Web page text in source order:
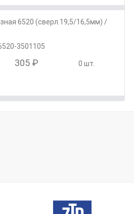
6520 (сверл.19,5/16,5мм) /
3501105
305 ₽ 0 шт.